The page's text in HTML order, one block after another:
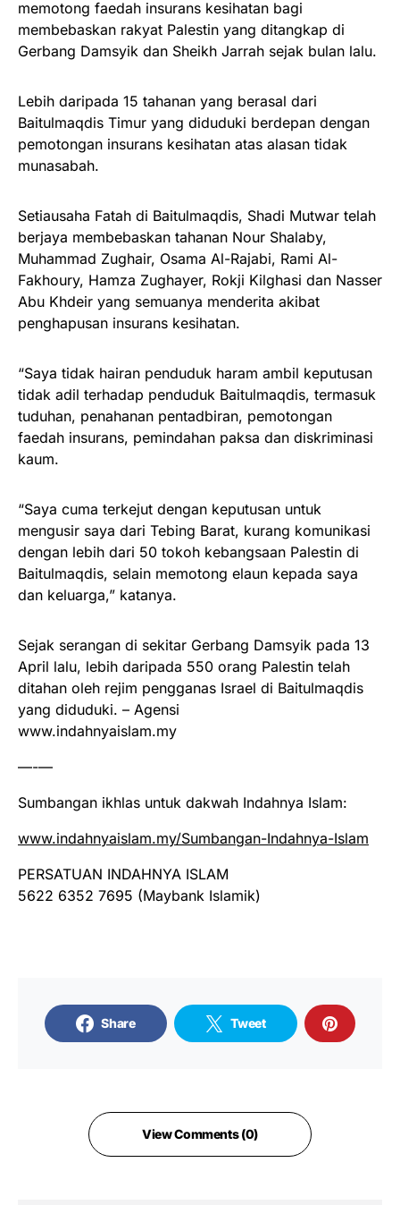
memotong faedah insurans kesihatan bagi
membebaskan rakyat Palestin yang ditangkap di
Gerbang Damsyik dan Sheikh Jarrah sejak bulan lalu.
Lebih daripada 15 tahanan yang berasal dari
Baitulmaqdis Timur yang diduduki berdepan dengan
pemotongan insurans kesihatan atas alasan tidak
munasabah.
Setiausaha Fatah di Baitulmaqdis, Shadi Mutwar telah
berjaya membebaskan tahanan Nour Shalaby,
Muhammad Zughair, Osama Al-Rajabi, Rami Al-
Fakhoury, Hamza Zughayer, Rokji Kilghasi dan Nasser
Abu Khdeir yang semuanya menderita akibat
penghapusan insurans kesihatan.
“Saya tidak hairan penduduk haram ambil keputusan
tidak adil terhadap penduduk Baitulmaqdis, termasuk
tuduhan, penahanan pentadbiran, pemotongan
faedah insurans, pemindahan paksa dan diskriminasi
kaum.
“Saya cuma terkejut dengan keputusan untuk
mengusir saya dari Tebing Barat, kurang komunikasi
dengan lebih dari 50 tokoh kebangsaan Palestin di
Baitulmaqdis, selain memotong elaun kepada saya
dan keluarga,” katanya.
Sejak serangan di sekitar Gerbang Damsyik pada 13
April lalu, lebih daripada 550 orang Palestin telah
ditahan oleh rejim pengganas Israel di Baitulmaqdis
yang diduduki. – Agensi
www.indahnyaislam.my
—-—
Sumbangan ikhlas untuk dakwah Indahnya Islam:
www.indahnyaislam.my/Sumbangan-Indahnya-Islam
PERSATUAN INDAHNYA ISLAM
5622 6352 7695 (Maybank Islamik)
Share Tweet
View Comments (0)